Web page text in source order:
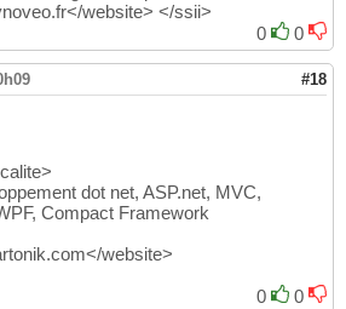
website> </ssii>
0
0
#18
dot net, ASP.net, MVC,
Compact Framework
website>
0
0